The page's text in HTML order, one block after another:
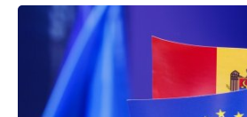
politica statului”